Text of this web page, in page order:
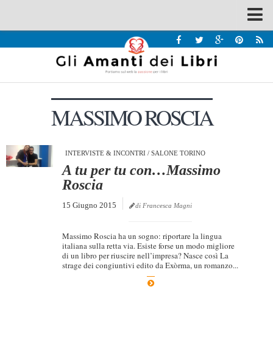
Recensioni
Interviste & Incontri
Chi siamo
MASSIMO ROSCIA
INTERVISTE & INCONTRI / SALONE TORINO
A tu per tu con…Massimo
Roscia
15 Giugno 2015 di Francesca Magni
Massimo Roscia ha un sogno: riportare la lingua
italiana sulla retta via. Esiste forse un modo migliore
di un libro per riuscire nell’impresa? Nasce così La
strage dei congiuntivi edito da Exòrma, un romanzo...